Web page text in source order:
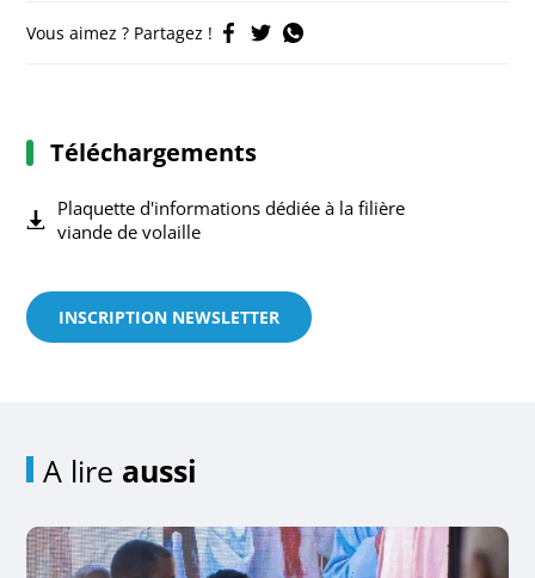
Vous aimez ? Partagez !
Téléchargements
Plaquette d'informations dédiée à la filière
viande de volaille
INSCRIPTION NEWSLETTER
A lire aussi